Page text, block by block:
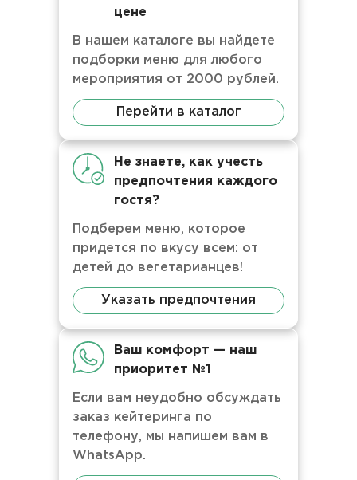
цене
В нашем каталоге вы найдете
подборки меню для любого
мероприятия от 2000 рублей.
Перейти в каталог
Не знаете, как учесть
предпочтения каждого
гостя?
Подберем меню, которое
придется по вкусу всем: от
детей до вегетарианцев!
Указать предпочтения
Ваш комфорт — наш
приоритет №1
Если вам неудобно обсуждать
заказ кейтеринга по
телефону, мы напишем вам в
WhatsApp.